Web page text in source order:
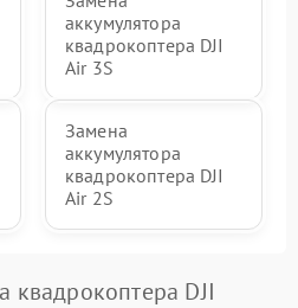
аккумулятора
квадрокоптера DJI
Air 3S
Замена
аккумулятора
квадрокоптера DJI
Air 2S
квадрокоптера DJI